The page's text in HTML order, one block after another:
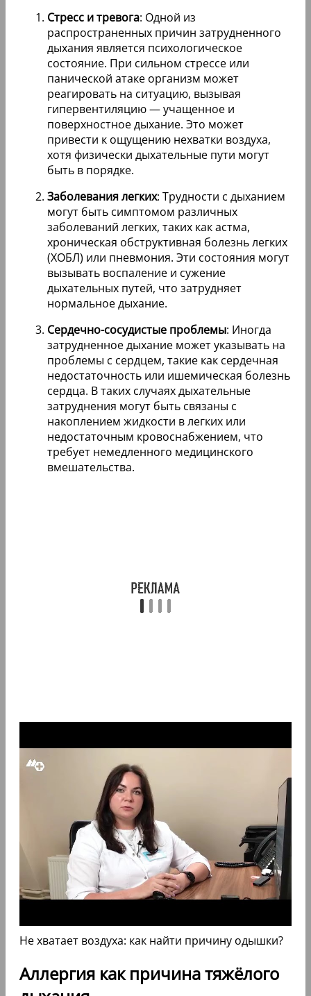
Стресс и тревога: Одной из
распространенных причин затрудненного
дыхания является психологическое
состояние. При сильном стрессе или
панической атаке организм может
реагировать на ситуацию, вызывая
гипервентиляцию — учащенное и
поверхностное дыхание. Это может
привести к ощущению нехватки воздуха,
хотя физически дыхательные пути могут
быть в порядке.
Заболевания легких: Трудности с дыханием
могут быть симптомом различных
заболеваний легких, таких как астма,
хроническая обструктивная болезнь легких
(ХОБЛ) или пневмония. Эти состояния могут
вызывать воспаление и сужение
дыхательных путей, что затрудняет
нормальное дыхание.
Сердечно-сосудистые проблемы: Иногда
затрудненное дыхание может указывать на
проблемы с сердцем, такие как сердечная
недостаточность или ишемическая болезнь
сердца. В таких случаях дыхательные
затруднения могут быть связаны с
накоплением жидкости в легких или
недостаточным кровоснабжением, что
требует немедленного медицинского
вмешательства.
Не хватает воздуха: как найти причину одышки?
Аллергия как причина тяжёлого